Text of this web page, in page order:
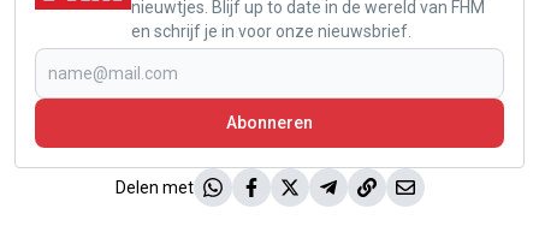
nieuwtjes. Blijf up to date in de wereld van FHM
en schrijf je in voor onze nieuwsbrief.
Abonneren
Delen met